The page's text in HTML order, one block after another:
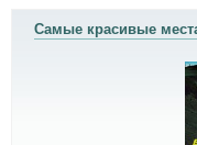
Самые красивые